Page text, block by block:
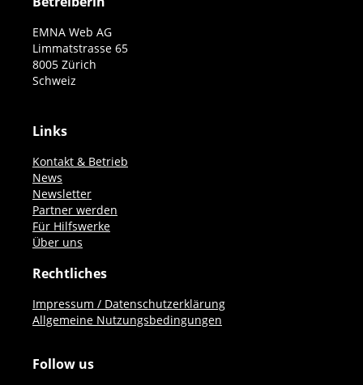
EMNA Web AG
Limmatstrasse 65
8005 Zürich
Schweiz
Links
Kontakt & Betrieb
News
Newsletter
Partner werden
Für Hilfswerke
Über uns
Rechtliches
Impressum / Datenschutzerklärung
Allgemeine Nutzungsbedingungen
Follow us